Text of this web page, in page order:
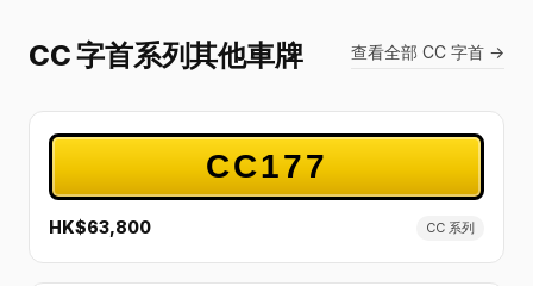
CC 字首系列其他車牌 查看全部 CC 字首 →
CC177
HK$63,800 CC 系列